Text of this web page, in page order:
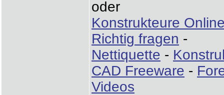
oder
Konstrukteure
Richtig fragen -
Nettiquette -
CAD Freeware -
Videos